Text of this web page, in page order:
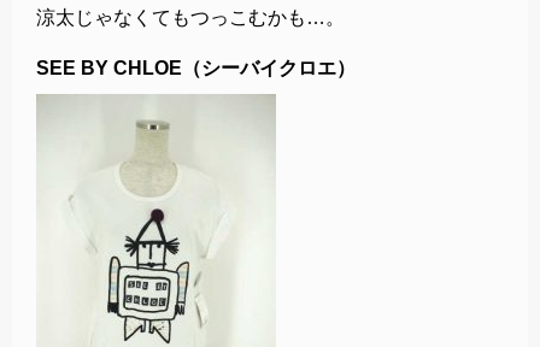
涼太じゃなくてもつっこむかも…。
SEE BY CHLOE（シーバイクロエ）